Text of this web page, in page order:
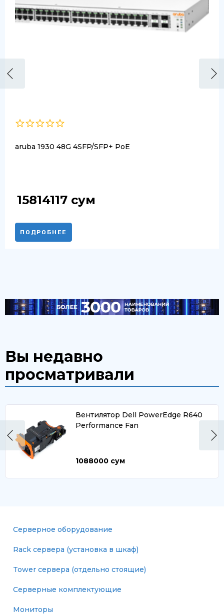
aruba 1930 48G 4SFP/SFP+ PoE
15814117 сум
ПОДРОБНЕЕ
Вы недавно
просматривали
Вентилятор Dell PowerEdge R640
Performance Fan
1088000 сум
Серверное оборудование
Rack сервера (установка в шкаф)
Tower сервера (отдельно стоящие)
Серверные комплектующие
Мониторы